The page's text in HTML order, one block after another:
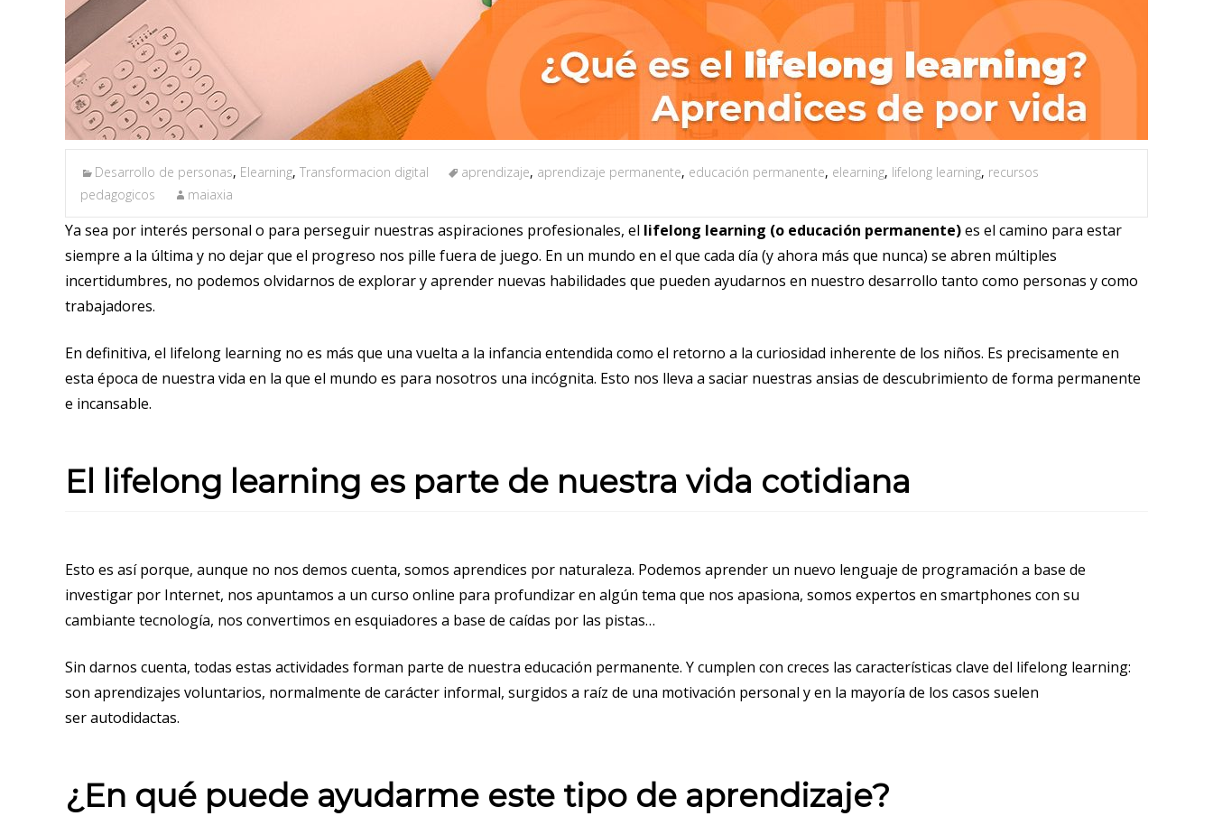
Desarrollo de personas, Elearning, Transformacion digital aprendizaje, aprendizaje permanente, educación permanente, elearning, lifelong learning, recursos
pedagogicos
maiaxia
Ya sea por interés personal o para perseguir nuestras aspiraciones profesionales, el lifelong learning (o educación permanente)es el camino para estar
siempre a la última y no dejar que el progreso nos pille fuera de juego. En un mundo en el que cada día (y ahora más que nunca) se abren múltiples
incertidumbres, no podemos olvidarnos de explorar y aprender nuevas habilidades que pueden ayudarnos en nuestro desarrollo tanto como personas y como
trabajadores.
En definitiva, el lifelong learning no es más que una vuelta a la infancia entendida como el retorno a la curiosidad inherente de los niños. Es precisamente en
esta época de nuestra vida en la que el mundo es para nosotros una incógnita. Esto nos lleva a saciar nuestras ansias de descubrimiento de forma permanente
e incansable.
El lifelong learning es parte de nuestra vida cotidiana
Esto es así porque, aunque no nos demos cuenta, somos aprendices por naturaleza. Podemos aprender un nuevo lenguaje de programación a base de
investigar por Internet, nos apuntamos a un curso online para profundizar en algún tema que nos apasiona, somos expertos en smartphones con su
cambiante tecnología, nos convertimos en esquiadores a base de caídas por las pistas…
Sin darnos cuenta, todas estas actividades forman parte de nuestra educación permanente. Y cumplen con creces las características clave del lifelong learning:
son aprendizajes voluntarios, normalmente de carácter informal, surgidos a raíz de una motivación personal y en la mayoría de los casos suelen
ser autodidactas.
¿En qué puede ayudarme este tipo de aprendizaje?